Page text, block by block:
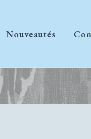
Nouveautés